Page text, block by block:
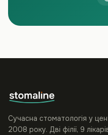
Сучасна стоматологія у
2008 року. Дві філії, 9